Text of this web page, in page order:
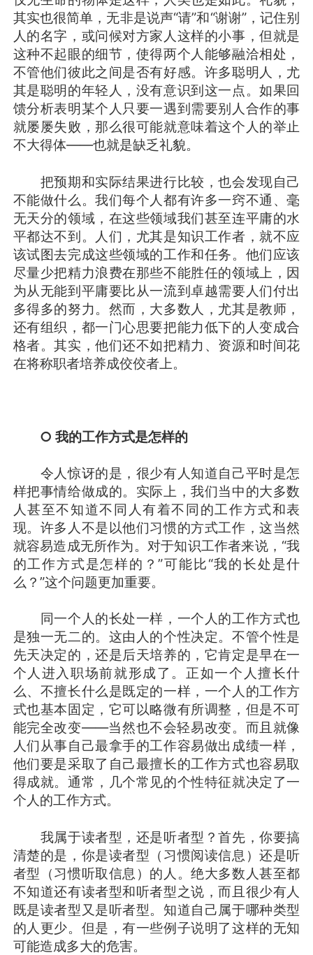
其实也很简单，无非是说声“请”和“谢谢”，记住别
人的名字，或问候对方家人这样的小事，但就是
这种不起眼的细节，使得两个人能够融洽相处，
不管他们彼此之间是否有好感。许多聪明人，尤
其是聪明的年轻人，没有意识到这一点。如果回
馈分析表明某个人只要一遇到需要别人合作的事
就屡屡失败，那么很可能就意味着这个人的举止
不大得体——也就是缺乏礼貌。
把预期和实际结果进行比较，也会发现自己
不能做什么。我们每个人都有许多一窍不通、毫
无天分的领域，在这些领域我们甚至连平庸的水
平都达不到。人们，尤其是知识工作者，就不应
该试图去完成这些领域的工作和任务。他们应该
尽量少把精力浪费在那些不能胜任的领域上，因
为从无能到平庸要比从一流到卓越需要人们付出
多得多的努力。然而，大多数人，尤其是教师，
还有组织，都一门心思要把能力低下的人变成合
格者。其实，他们还不如把精力、资源和时间花
在将称职者培养成佼佼者上。
○ 我的工作方式是怎样的
令人惊讶的是，很少有人知道自己平时是怎
样把事情给做成的。实际上，我们当中的大多数
人甚至不知道不同人有着不同的工作方式和表
现。许多人不是以他们习惯的方式工作，这当然
就容易造成无所作为。对于知识工作者来说，“我
的工作方式是怎样的？”可能比“我的长处是什
么？”这个问题更加重要。
同一个人的长处一样，一个人的工作方式也
是独一无二的。这由人的个性决定。不管个性是
先天决定的，还是后天培养的，它肯定是早在一
个人进入职场前就形成了。正如一个人擅长什
么、不擅长什么是既定的一样，一个人的工作方
式也基本固定，它可以略微有所调整，但是不可
能完全改变——当然也不会轻易改变。而且就像
人们从事自己最拿手的工作容易做出成绩一样，
他们要是采取了自己最擅长的工作方式也容易取
得成就。通常，几个常见的个性特征就决定了一
个人的工作方式。
我属于读者型，还是听者型？首先，你要搞
清楚的是，你是读者型（习惯阅读信息）还是听
者型（习惯听取信息）的人。绝大多数人甚至都
不知道还有读者型和听者型之说，而且很少有人
既是读者型又是听者型。知道自己属于哪种类型
的人更少。但是，有一些例子说明了这样的无知
可能造成多大的危害。